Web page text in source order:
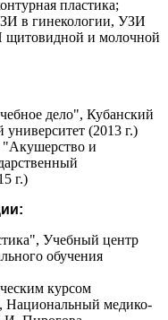
пластика;
в гинекологии, УЗИ
щитовидной и молочной
дело", Кубанский
(2013 г.)
"Акушерство и
г.)
Учебный центр
обучения
курсом
Национальный медико-